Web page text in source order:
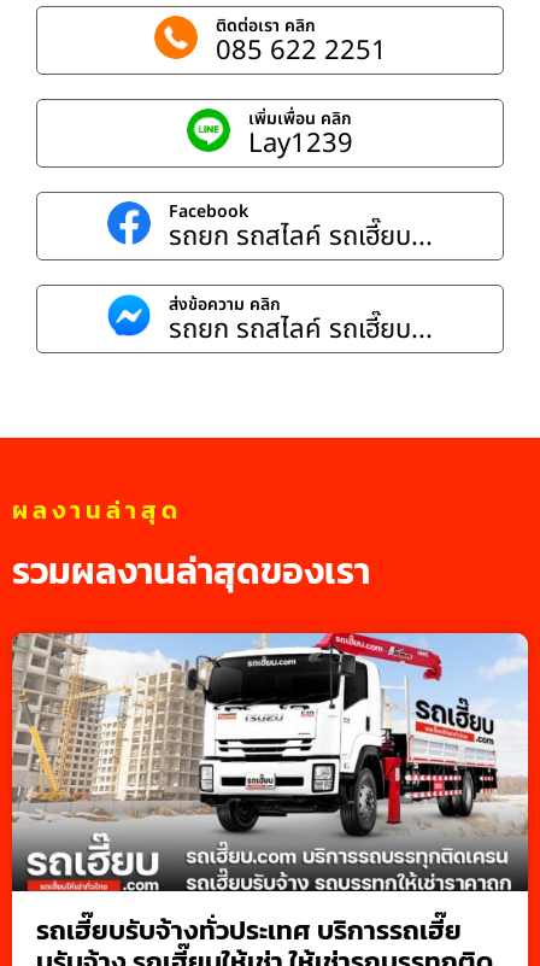
ติดต่อเรา คลิก
085 622 2251
เพิ่มเพื่อน คลิก
Lay1239
Facebook
รถยก รถสไลค์ รถเฮี๊ยบ...
ส่งข้อความ คลิก
รถยก รถสไลค์ รถเฮี๊ยบ...
ผลงานล่าสุด
รวมผลงานล่าสุดของเรา
รถเฮี๊ยบรับจ้างทั่วประเทศ บริการรถเฮี๊ย